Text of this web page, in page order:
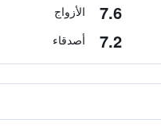
7.6 الأزواج
7.2 أصدقاء